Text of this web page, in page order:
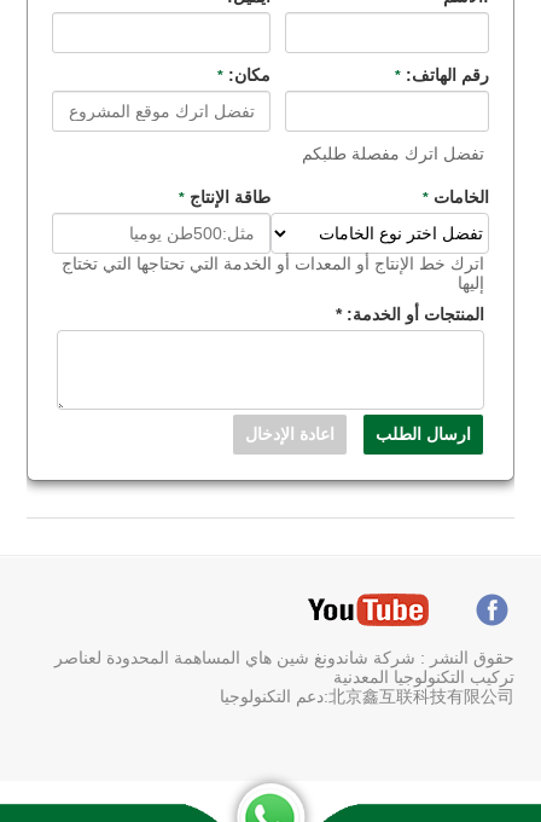
رقم الهاتف:* مكان: *
تفضل اترك مفصلة طلبكم
الخامات* طاقة الإنتاج *
اترك خط الإنتاج أو المعدات أو الخدمة التي تحتاجها التي تختاج
إليها
المنتجات أو الخدمة:*
حقوق النشر : شركة شاندونغ شين هاي المساهمة المحدودة لعناصر
تركيب التكنولوجيا المعدنية
北京鑫互联科技有限公司:دعم التكنولوجيا